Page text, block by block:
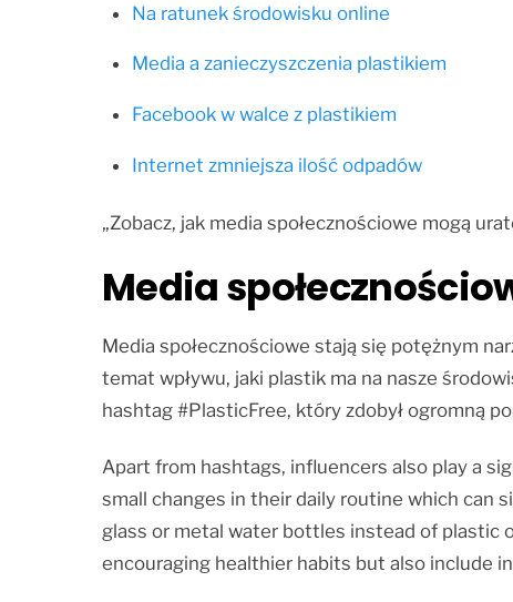
Na ratunek środowisku online
Media a zanieczyszczenia plastikiem
Facebook w walce z plastikiem
Internet zmniejsza ilość odpadów
„Zobacz, jak media społecznościowe mogą
Media
Media społecznościowe stają się potężnym
temat wpływu, jaki plastik ma na nasze
hashtag #PlasticFree, który zdobył ogromną
Apart from hashtags, influencers also play a
small changes in their daily routine which can
glass or metal water bottles instead of plastic
encouraging healthier habits but also include